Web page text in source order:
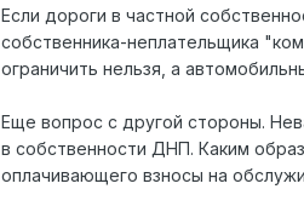
Если дороги в частной
собственника-неплательщика
ограничить нельзя, а
Еще вопрос с другой стороны.
в собственности ДНП. Каким
оплачивающего взносы на